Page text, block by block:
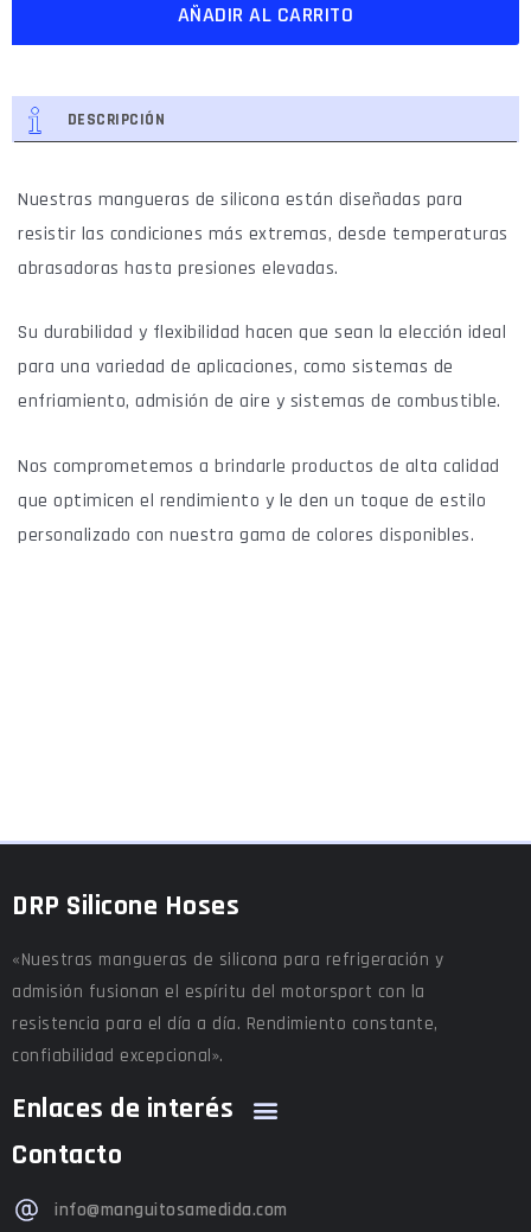
AÑADIR AL CARRITO
DESCRIPCIÓN
Nuestras mangueras de silicona están diseñadas para
resistir las condiciones más extremas, desde temperaturas
abrasadoras hasta presiones elevadas.
Su durabilidad y flexibilidad hacen que sean la elección ideal
para una variedad de aplicaciones, como sistemas de
enfriamiento, admisión de aire y sistemas de combustible.
Nos comprometemos a brindarle productos de alta calidad
que optimicen el rendimiento y le den un toque de estilo
personalizado con nuestra gama de colores disponibles.
DRP Silicone Hoses
«Nuestras mangueras de silicona para refrigeración y
admisión fusionan el espíritu del motorsport con la
resistencia para el día a día. Rendimiento constante,
confiabilidad excepcional».
Enlaces de interés
Contacto
info@manguitosamedida.com